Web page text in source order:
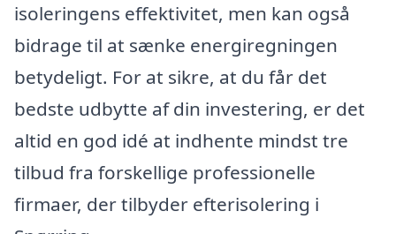
isoleringens effektivitet, men kan også
bidrage til at sænke energiregningen
betydeligt. For at sikre, at du får det
bedste udbytte af din investering, er det
altid en god idé at indhente mindst tre
tilbud fra forskellige professionelle
firmaer, der tilbyder efterisolering i